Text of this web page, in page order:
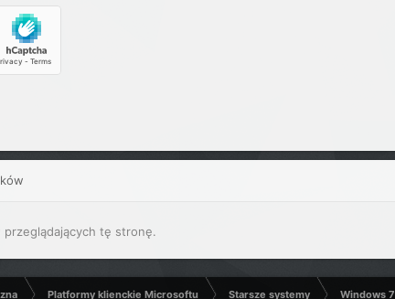
tę stronę.
Platformy klienckie Microsoftu Starsze systemy Windows 7